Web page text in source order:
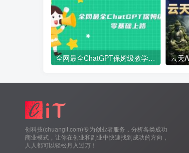
全网最全ChatGPT保姆级教学，零基础上路
创科技(chuangit.com)专为创业者服务，分析各类成功
商业模式，让你在创业和副业中快速找到成功的方向，
人人都可以轻松月入过万！